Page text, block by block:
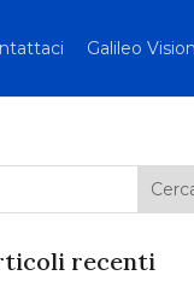
Galileo
recenti